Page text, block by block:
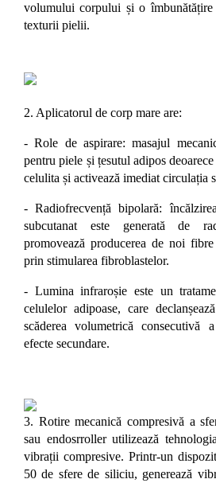
volumului corpului și o îmbunătățire
texturii pielii.
2. Aplicatorul de corp mare are:
- Role de aspirare: masajul
pentru piele și țesutul adipos
celulita și activează imediat circulația
- Radiofrecvență bipolară: î
subcutanat este generată de
promovează producerea de noi
prin stimularea fibroblastelor.
- Lumina infraroșie este un
celulelor adipoase, care
scăderea volumetrică consecutivă
efecte secundare.
3. Rotire mecanică compresivă a
sau endosrroller utilizează
vibrații compresive.Printr-un
50 de sfere de siliciu, generează